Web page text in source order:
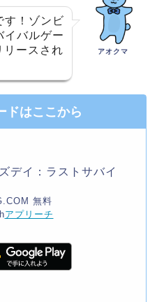
す！ゾンビ
イバルゲー
リースされ
アオクマ
ドはここから
デイ：ラストサバイ
無料
アプリーチ